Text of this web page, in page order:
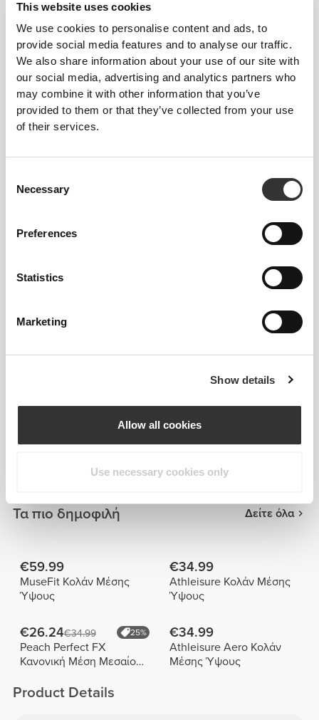
This website uses cookies
We use cookies to personalise content and ads, to
provide social media features and to analyse our traffic.
We also share information about your use of our site with
our social media, advertising and analytics partners who
may combine it with other information that you’ve
provided to them or that they’ve collected from your use
of their services.
Selection
Necessary
Preferences
Statistics
Marketing
Show details
Allow all cookies
Use necessary cookies only
Παρόμοια προϊόντα Δείτε όλα
Falcon
€23.99€39.99 40%
Μέση Alpine
€17.99€29.99 40% €20.99€34.99 40%
Ψηλή Μέση
Τα πιο δημοφιλή Δείτε όλα
€59.99
MuseFit Κολάν Μέσης
Ύψους
€34.99
Athleisure Κολάν Μέσης
Ύψους
€26.24€34.99 25%
Peach Perfect FX
Κανονική Μέση Μεσαίου
€34.99
Athleisure Aero Κολάν
Μέσης Ύψους
Product Details